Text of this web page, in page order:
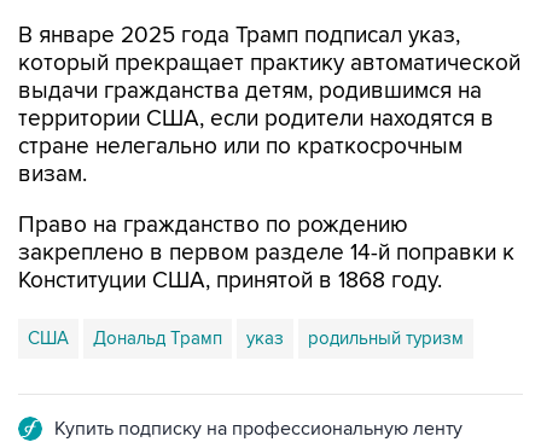
В январе 2025 года Трамп подписал указ,
который прекращает практику автоматической
выдачи гражданства детям, родившимся на
территории США, если родители находятся в
стране нелегально или по краткосрочным
визам.
Право на гражданство по рождению
закреплено в первом разделе 14-й поправки к
Конституции США, принятой в 1868 году.
США Дональд Трамп указ родильный туризм
Купить подписку на профессиональную ленту